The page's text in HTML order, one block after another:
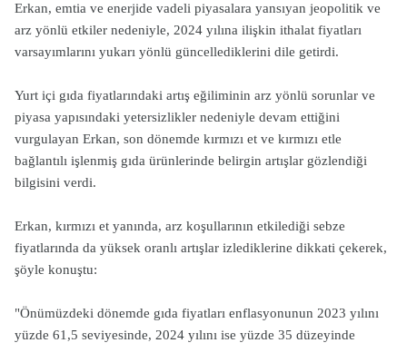
Erkan, emtia ve enerjide vadeli piyasalara yansıyan jeopolitik ve
arz yönlü etkiler nedeniyle, 2024 yılına ilişkin ithalat fiyatları
varsayımlarını yukarı yönlü güncellediklerini dile getirdi.
Yurt içi gıda fiyatlarındaki artış eğiliminin arz yönlü sorunlar ve
piyasa yapısındaki yetersizlikler nedeniyle devam ettiğini
vurgulayan Erkan, son dönemde kırmızı et ve kırmızı etle
bağlantılı işlenmiş gıda ürünlerinde belirgin artışlar gözlendiği
bilgisini verdi.
Erkan, kırmızı et yanında, arz koşullarının etkilediği sebze
fiyatlarında da yüksek oranlı artışlar izlediklerine dikkati çekerek,
şöyle konuştu:
"Önümüzdeki dönemde gıda fiyatları enflasyonunun 2023 yılını
yüzde 61,5 seviyesinde, 2024 yılını ise yüzde 35 düzeyinde